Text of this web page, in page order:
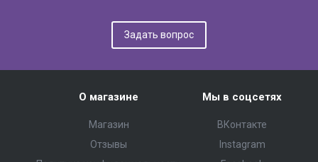
Задать вопрос
О магазине
Магазин
Отзывы
Мы в соцсетях
ВКонтакте
Instagram